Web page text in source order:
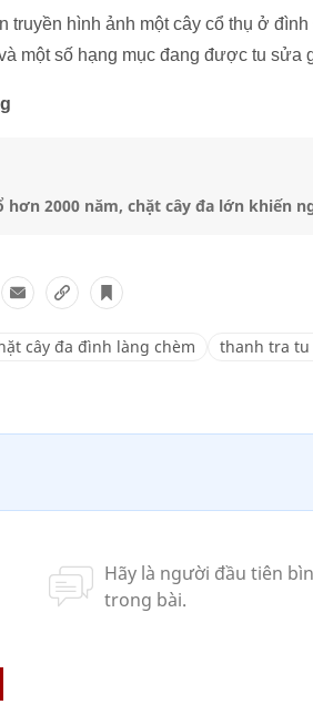
truyền hình ảnh một cây cổ thụ ở
một số hạng mục đang được tu sửa
hơn 2000 năm, chặt cây đa lớn khiến
cây đa đình làng chèm thanh tra tu